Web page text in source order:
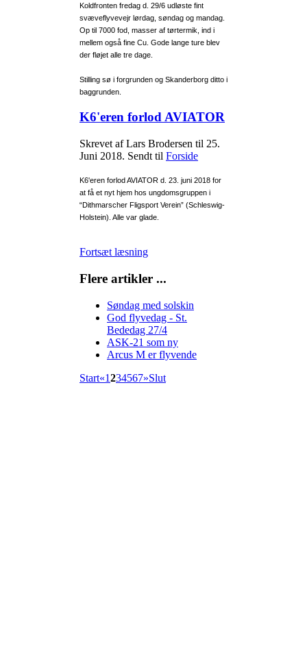
Koldfronten fredag d. 29/6 udløste fint
svæveflyvevejr lørdag, søndag og mandag.
Op til 7000 fod, masser af tørtermik, ind i
mellem også fine Cu. Gode lange ture blev
der fløjet alle tre dage.
Stilling sø i forgrunden og Skanderborg ditto i
baggrunden.
K6'eren forlod AVIATOR
Skrevet af Lars Brodersen til 25.
Juni 2018. Sendt til Forside
K6'eren forlod AVIATOR d. 23. juni 2018 for
at få et nyt hjem hos ungdomsgruppen i
“Dithmarscher Fligsport Verein” (Schleswig-
Holstein). Alle var glade.
Fortsæt læsning
Flere artikler ...
Søndag med solskin
God flyvedag - St.
Bededag 27/4
ASK-21 som ny
Arcus M er flyvende
Start«1234567»Slut